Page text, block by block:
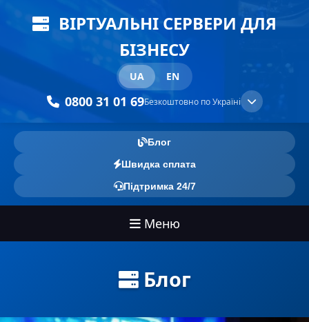
ВІРТУАЛЬНІ СЕРВЕРИ ДЛЯ
БІЗНЕСУ
UA EN
0800 31 01 69Безкоштовно по Україні
Блог
Швидка сплата
Підтримка 24/7
Меню
Блог